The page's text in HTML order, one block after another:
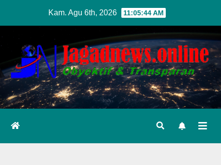
content
Kam. Agu 6th, 2026 11:05:45 AM